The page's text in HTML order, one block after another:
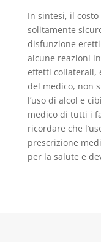
In sintesi, il costo
solitamente
disfunzione
alcune reazioni
effetti collaterali,
del medico, non
l’uso di alcol e
medico di tutti i
ricordare che
prescrizione
per la salute e